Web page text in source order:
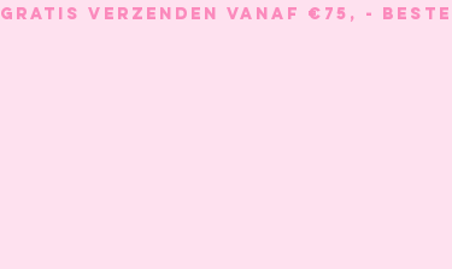
GRATIS VERZENDEN VANAF €75, -